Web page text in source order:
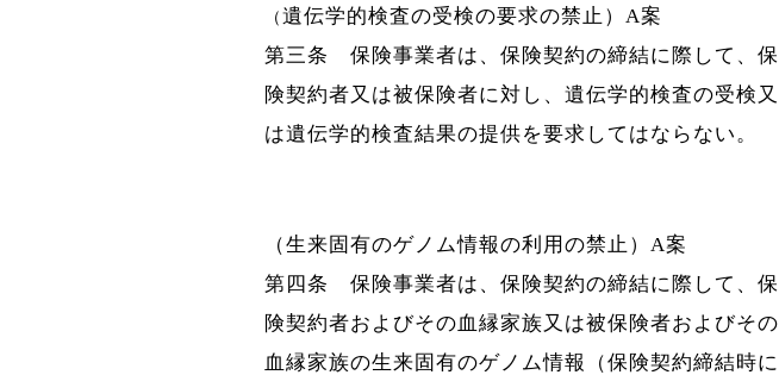
（ 遺伝学的検査の受検の要求の禁止）A案
第三条
保険事業者は、保険契約の締結に際して、保
険契約者又は被保険者に対し、遺伝学的検査の受検又
は遺伝学的検査結果の提供を要求してはならない。
（生来固有のゲノム情報の利用の禁止）A案
第四条
保険事業者は、保険契約の締結に際して、保
険契約者およびその血縁家族又は被保険者およびその
血縁家族の生来固有のゲノム情報（保険契約締結時に